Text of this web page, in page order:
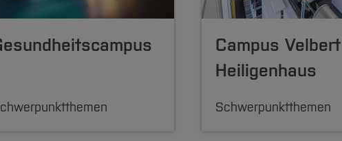
Campus
Heiligenhaus
Schwerpunktthemen